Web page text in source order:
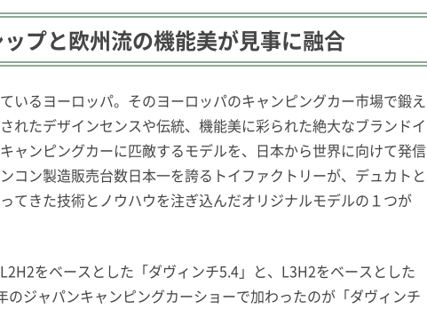
プと欧州流の機能美が見事に融合
いるヨーロッパ。そのヨーロッパのキャンピングカー市場で鍛え
れたデザインセンスや伝統、機能美に彩られた絶大なブランドイ
ャンピングカーに匹敵するモデルを、日本から世界に向けて発信
コン製造販売台数日本一を誇るトイファクトリーが、デュカトと
てきた技術とノウハウを注ぎ込んだオリジナルモデルの１つが
をベースとした「ダヴィンチ5.4」と、L3H2をベースとした
のジャパンキャンピングカーショーで加わったのが「ダヴィンチ